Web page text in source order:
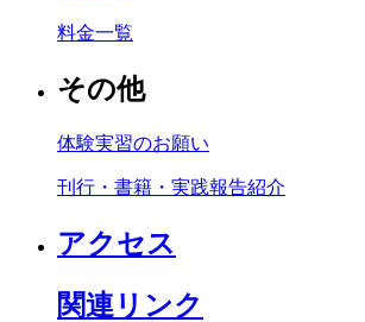
料金一覧
その他
体験実習のお願い
刊行・書籍・実践報告紹介
アクセス
関連リンク